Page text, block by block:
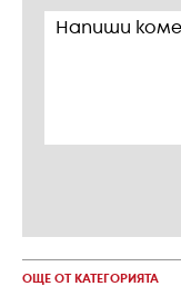
ОЩЕ ОТ КАТЕГОРИЯТА